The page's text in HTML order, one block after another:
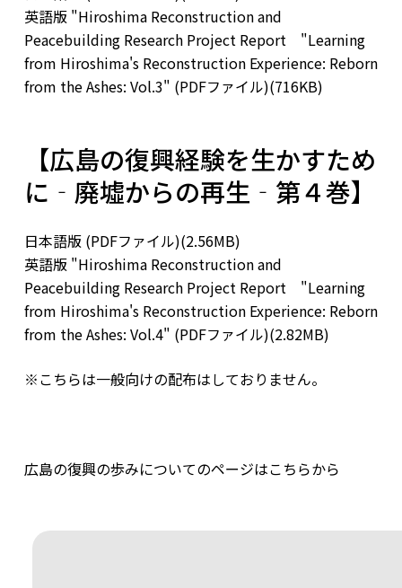
英語版 "Hiroshima Reconstruction and
Peacebuilding Research Project Report "Learning
from Hiroshima's Reconstruction Experience: Reborn
from the Ashes: Vol.3" (PDFファイル)(716KB)
【広島の復興経験を生かすため
に‐廃墟からの再生‐第４巻】
日本語版 (PDFファイル)(2.56MB)
英語版 "Hiroshima Reconstruction and
Peacebuilding Research Project Report "Learning
from Hiroshima's Reconstruction Experience: Reborn
from the Ashes: Vol.4" (PDFファイル)(2.82MB)
※こちらは一般向けの配布はしておりません。
広島の復興の歩みについてのページはこちらから